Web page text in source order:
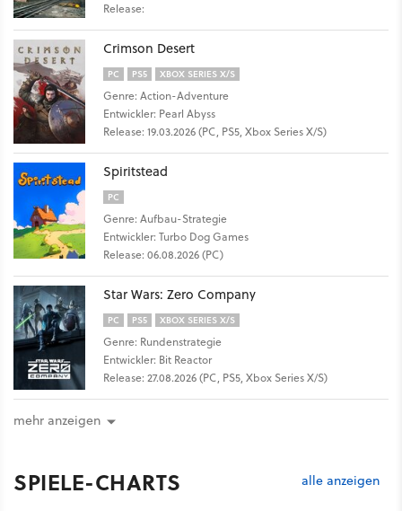
Release:
Crimson Desert
PC PS5 XBOX SERIES X/S
Genre: Action-Adventure
Entwickler: Pearl Abyss
Release: 19.03.2026 (PC, PS5, Xbox Series X/S)
Spiritstead
PC
Genre: Aufbau-Strategie
Entwickler: Turbo Dog Games
Release: 06.08.2026 (PC)
Star Wars: Zero Company
PC PS5 XBOX SERIES X/S
Genre: Rundenstrategie
Entwickler: Bit Reactor
Release: 27.08.2026 (PC, PS5, Xbox Series X/S)
mehr anzeigen
SPIELE-CHARTS alle anzeigen